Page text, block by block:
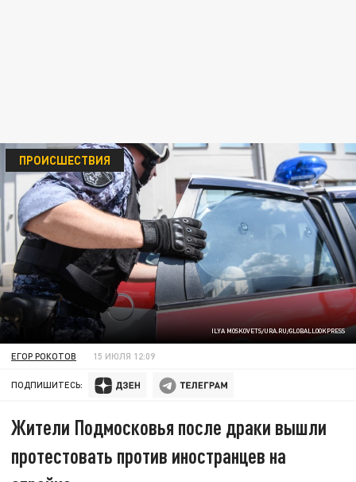
ILYA MOSKOVETS/URA.RU/GLOBALLOOKPRESS
ПРОИСШЕСТВИЯ
ЕГОР РОКОТОВ 15 ИЮЛЯ 12:09
ПОДПИШИТЕСЬ:
Жители Подмосковья после драки вышли
протестовать против иностранцев на